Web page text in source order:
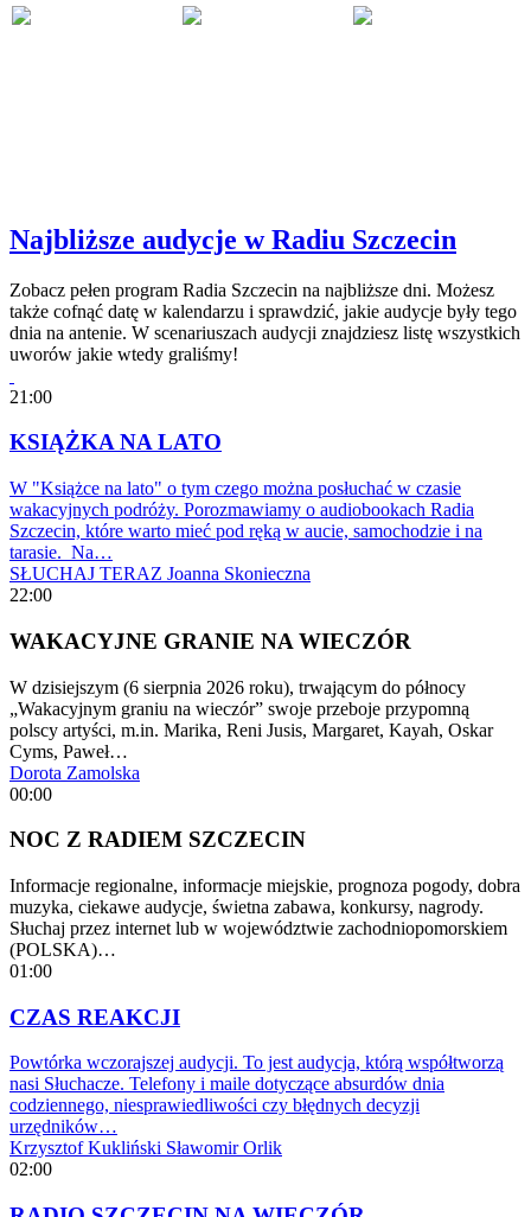
Najbliższe audycje w Radiu Szczecin
Zobacz pełen program Radia Szczecin na najbliższe dni. Możesz
także cofnąć datę w kalendarzu i sprawdzić, jakie audycje były tego
dnia na antenie. W scenariuszach audycji znajdziesz listę wszystkich
uworów jakie wtedy graliśmy!
21:00
KSIĄŻKA NA LATO
W "Książce na lato" o tym czego można posłuchać w czasie
wakacyjnych podróży. Porozmawiamy o audiobookach Radia
Szczecin, które warto mieć pod ręką w aucie, samochodzie i na
tarasie. Na…
SŁUCHAJ TERAZ Joanna Skonieczna
22:00
WAKACYJNE GRANIE NA WIECZÓR
W dzisiejszym (6 sierpnia 2026 roku), trwającym do północy
„Wakacyjnym graniu na wieczór” swoje przeboje przypomną
polscy artyści, m.in. Marika, Reni Jusis, Margaret, Kayah, Oskar
Cyms, Paweł…
Dorota Zamolska
00:00
NOC Z RADIEM SZCZECIN
Informacje regionalne, informacje miejskie, prognoza pogody, dobra
muzyka, ciekawe audycje, świetna zabawa, konkursy, nagrody.
Słuchaj przez internet lub w województwie zachodniopomorskiem
(POLSKA)…
01:00
CZAS REAKCJI
Powtórka wczorajszej audycji. To jest audycja, którą współtworzą
nasi Słuchacze. Telefony i maile dotyczące absurdów dnia
codziennego, niesprawiedliwości czy błędnych decyzji
urzędników…
Krzysztof Kukliński Sławomir Orlik
02:00